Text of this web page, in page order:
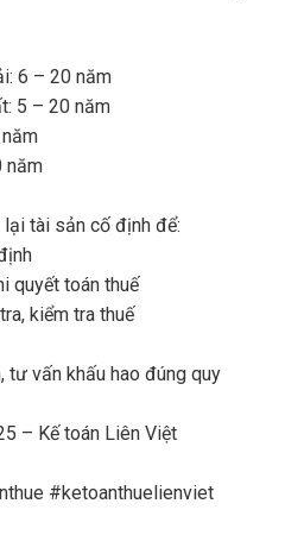
6 – 20 năm
5 – 20 năm
năm
lại tài sản cố định để:
quyết toán thuế
kiểm tra thuế
tư vấn khấu hao đúng quy
– Kế toán Liên Việt
#ketoanthuelienviet